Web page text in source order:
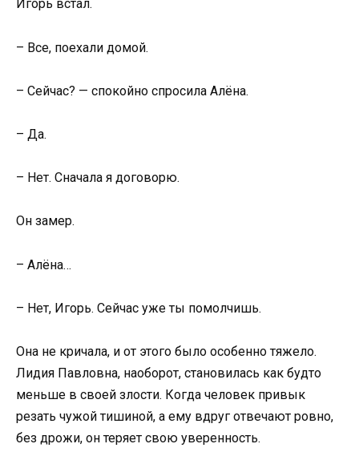
Игорь встал.
– Все, поехали домой.
– Сейчас? — спокойно спросила Алёна.
– Да.
– Нет. Сначала я договорю.
Он замер.
– Алёна…
– Нет, Игорь. Сейчас уже ты помолчишь.
Она не кричала, и от этого было особенно тяжело.
Лидия Павловна, наоборот, становилась как будто
меньше в своей злости. Когда человек привык
резать чужой тишиной, а ему вдруг отвечают ровно,
без дрожи, он теряет свою уверенность.